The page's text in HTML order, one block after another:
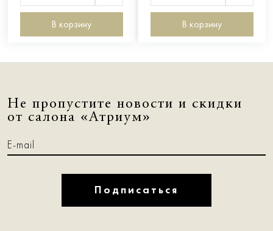
В корзину В корзину
Не пропустите новости и скидки
от салона «Атриум»
Подписаться